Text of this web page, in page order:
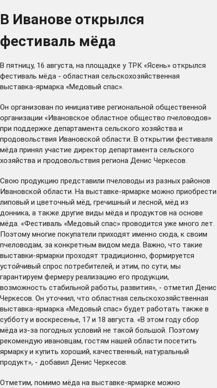
В Иванове открылся
фестиваль мёда
В пятницу, 16 августа, на площадке у ТРК «Ясень» открылся
фестиваль мёда - областная сельскохозяйственная
выставка-ярмарка «Медовый спас».
Он организован по инициативе региональной общественной
организации «Ивановское областное общество пчеловодов»
при поддержке департамента сельского хозяйства и
продовольствия Ивановской области. В открытии фестиваля
мёда принял участие директор департамента сельского
хозяйства и продовольствия региона Денис Черкесов.
Свою продукцию представили пчеловоды из разных районов
Ивановской области. На выставке-ярмарке можно приобрести
липовый и цветочный мёд, гречишный и лесной, мёд из
донника, а также другие виды мёда и продуктов на основе
мёда. «Фестиваль «Медовый спас» проводится уже много лет.
Поэтому многие покупатели приходят именно сюда, к своим
пчеловодам, за конкретным видом меда. Важно, что такие
выставки-ярмарки проходят традиционно, формируется
устойчивый спрос потребителей, и этим, по сути, мы
гарантируем фермеру реализацию его продукции,
возможность стабильной работы, развития», - отметил Денис
Черкесов. Он уточнил, что областная сельскохозяйственная
выставка-ярмарка «Медовый спас» будет работать также в
субботу и воскресенье, 17 и 18 августа. «В этом году сбор
мёда из-за погодных условий не такой большой. Поэтому
рекомендую ивановцам, гостям нашей области посетить
ярмарку и купить хороший, качественный, натуральный
продукт», - добавил Денис Черкесов.
Отметим, помимо мёда на выставке-ярмарке можно